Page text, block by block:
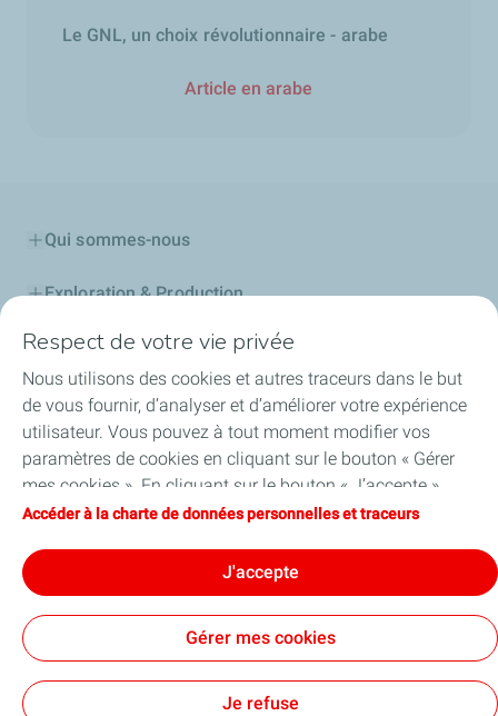
Le GNL, un choix révolutionnaire - arabe
Article en arabe
Qui sommes-nous
Exploration & Production
Stations Service
Lubrifiants Automobiles
Professionnels
TotalEnergies DAFA
Accessibilité: partiellement conforme
Respect de votre vie privée
Nous utilisons des cookies et autres traceurs dans le but
de vous fournir, d’analyser et d’améliorer votre expérience
utilisateur. Vous pouvez à tout moment modifier vos
paramètres de cookies en cliquant sur le bouton « Gérer
mes cookies ». En cliquant sur le bouton « J’accepte »,
vous acceptez le dépôt de l’ensemble des cookies. Dans le
techniques nécessaires au bon fonctionnement du site
seront utilisés. Pour plus d’informations, vous pouvez
consulter la page « Charte de données personnelles et
traceurs ».
Accéder à la charte de données personnelles et traceurs
J'accepte
Gérer mes cookies
Je refuse